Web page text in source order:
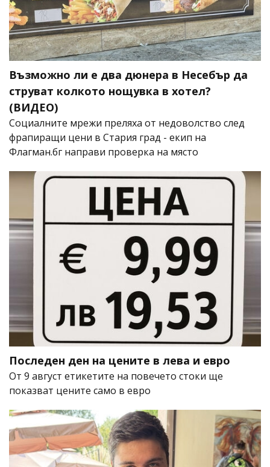
Възможно ли е два дюнера в Несебър да
струват колкото нощувка в хотел?
(ВИДЕО)
Социалните мрежи преляха от недоволство след
фрапиращи цени в Стария град - екип на
Флагман.бг направи проверка на място
Последен ден на цените в лева и евро
От 9 август етикетите на повечето стоки ще
показват цените само в евро